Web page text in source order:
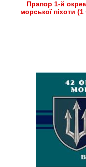
Прапор 1-й
морської піхоти